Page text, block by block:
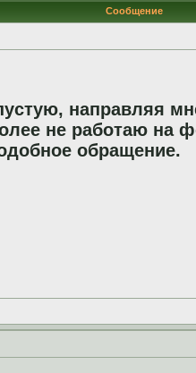
Сообщение
направляя
не работаю на
обращение.